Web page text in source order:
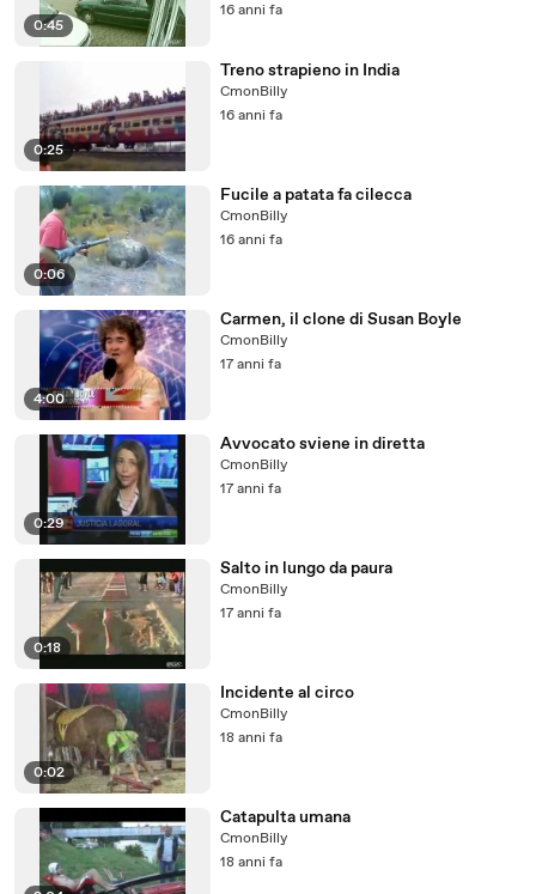
0:45
16 anni fa
0:25
Treno strapieno in India
CmonBilly
16 anni fa
0:06
Fucile a patata fa cilecca
CmonBilly
16 anni fa
4:00
Carmen, il clone di Susan Boyle
CmonBilly
17 anni fa
0:29
Avvocato sviene in diretta
CmonBilly
17 anni fa
0:18
Salto in lungo da paura
CmonBilly
17 anni fa
0:02
Incidente al circo
CmonBilly
18 anni fa
Catapulta umana
CmonBilly
18 anni fa